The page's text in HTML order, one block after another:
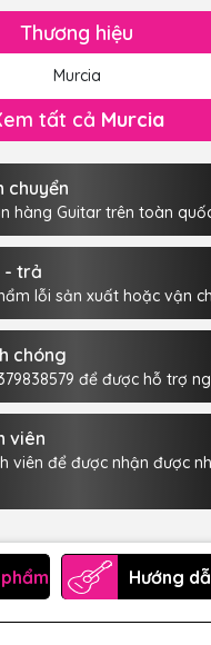
Thương hiệu
Murcia
tất cả Murcia
chuyển
hàng Guitar trên toàn
- trả
lỗi sản xuất hoặc vận
chóng
để được hỗ trợ
viên
viên để được nhận được
Hướng